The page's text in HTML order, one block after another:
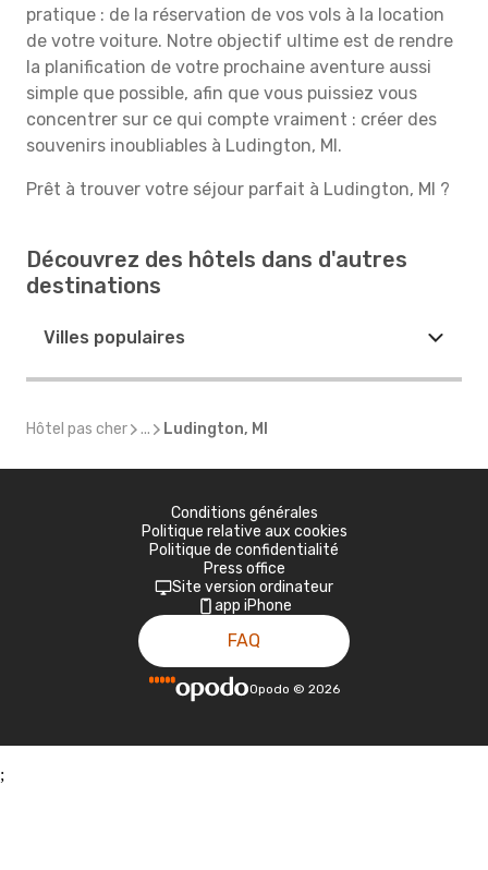
pratique : de la réservation de vos vols à la location
de votre voiture. Notre objectif ultime est de rendre
la planification de votre prochaine aventure aussi
simple que possible, afin que vous puissiez vous
concentrer sur ce qui compte vraiment : créer des
souvenirs inoubliables à Ludington, MI.
Prêt à trouver votre séjour parfait à Ludington, MI ?
Découvrez des hôtels dans d'autres
destinations
Villes populaires
Hôtel pas cher ... Ludington, MI
Conditions générales
Politique relative aux cookies
Politique de confidentialité
Press office
Site version ordinateur
app iPhone
FAQ
Opodo © 2026
;